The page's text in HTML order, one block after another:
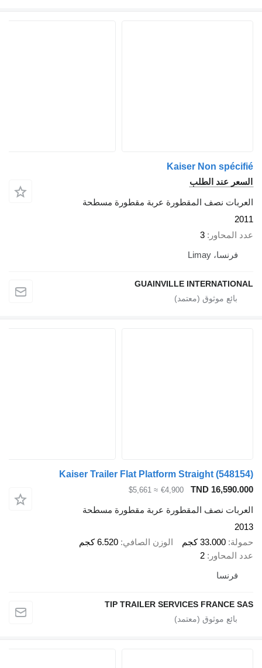
Kaiser Non spécifié
السعر عند الطلب
العربات نصف المقطورة عربة مقطورة مسطحة
2011
عدد المحاور
3
فرنسا، Limay
GUAINVILLE INTERNATIONAL
Kaiser Trailer Flat Platform Straight (548154)
TND 16,590.000
€4,900
≈ $5,661
العربات نصف المقطورة عربة مقطورة مسطحة
2013
حمولة 33.000 كجم الوزن الصافي 6.520 كجم
عدد المحاور
2
فرنسا
TIP TRAILER SERVICES FRANCE SAS